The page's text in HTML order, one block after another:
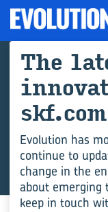
ARCHIVE
The
skf.com
Evolution has
continue to
change in the
about emerging
keep in touch